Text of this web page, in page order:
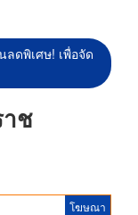
ดพิเศษ! เพื่อจัด
ช
โฆษณา